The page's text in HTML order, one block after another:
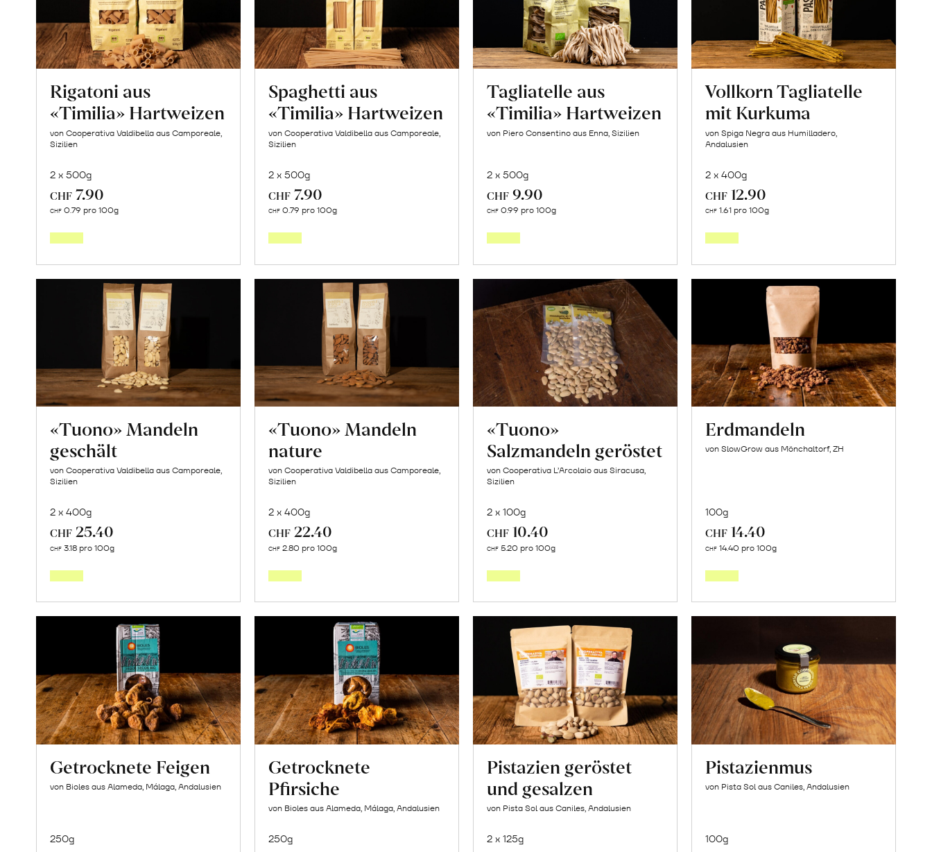
Rigatoni aus
«Timilia» Hartweizen
von Cooperativa Valdibella aus Camporeale,
Sizilien
2 x 500g
CHF 7.90
CHF 0.79 pro 100g
Spaghetti aus
«Timilia» Hartweizen
von Cooperativa Valdibella aus Camporeale,
Sizilien
2 x 500g
CHF 7.90
CHF 0.79 pro 100g
Tagliatelle aus
«Timilia» Hartweizen
von Piero Consentino aus Enna, Sizilien
2 x 500g
CHF 9.90
CHF 0.99 pro 100g
Vollkorn Tagliatelle
mit Kurkuma
von Spiga Negra aus Humilladero,
Andalusien
2 x 400g
CHF 12.90
CHF 1.61 pro 100g
«Tuono» Mandeln
geschält
von Cooperativa Valdibella aus Camporeale,
Sizilien
2 x 400g
CHF 25.40
CHF 3.18 pro 100g
«Tuono» Mandeln
nature
von Cooperativa Valdibella aus Camporeale,
Sizilien
2 x 400g
CHF 22.40
CHF 2.80 pro 100g
«Tuono»
Salzmandeln geröstet
von Cooperativa L’Arcolaio aus Siracusa,
Sizilien
2 x 100g
CHF 10.40
CHF 5.20 pro 100g
Erdmandeln
von SlowGrow aus Mönchaltorf, ZH
100g
CHF 14.40
CHF 14.40 pro 100g
Getrocknete Feigen
von Bioles aus Alameda, Málaga, Andalusien
250g
Getrocknete
Pfirsiche
von Bioles aus Alameda, Málaga, Andalusien
250g
Pistazien geröstet
und gesalzen
von Pista Sol aus Caniles, Andalusien
2 x 125g
Pistazienmus
von Pista Sol aus Caniles, Andalusien
100g